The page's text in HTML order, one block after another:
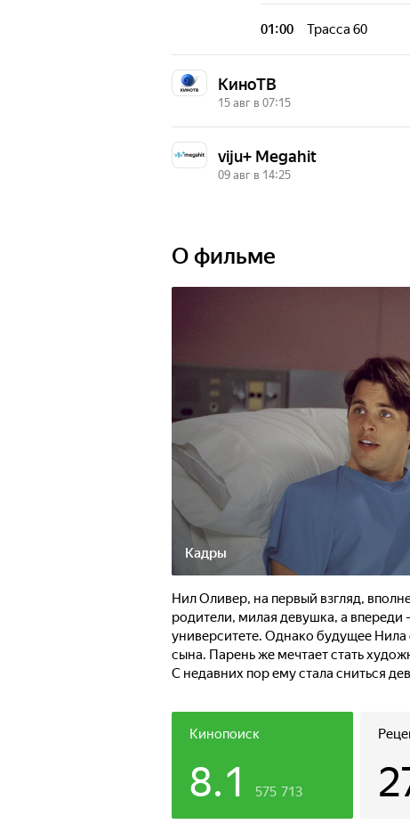
01:00 Трасса 60
КиноТВ
15 авг в 07:15
СБ, 15 АВГ
viju+ Megahit
09 авг в 14:25
ПН, 10 АВГ 08:20
О фильме
Кадры
Нил Оливер, на первый взгляд,
родители, милая девушка, а
университете. Однако будущее
сына. Парень же мечтает стать
С недавних пор ему стала сниться
и совершить поездку по автостраде
он встречает чудаковатого О. В.
Кинопоиск
8.1 575 713